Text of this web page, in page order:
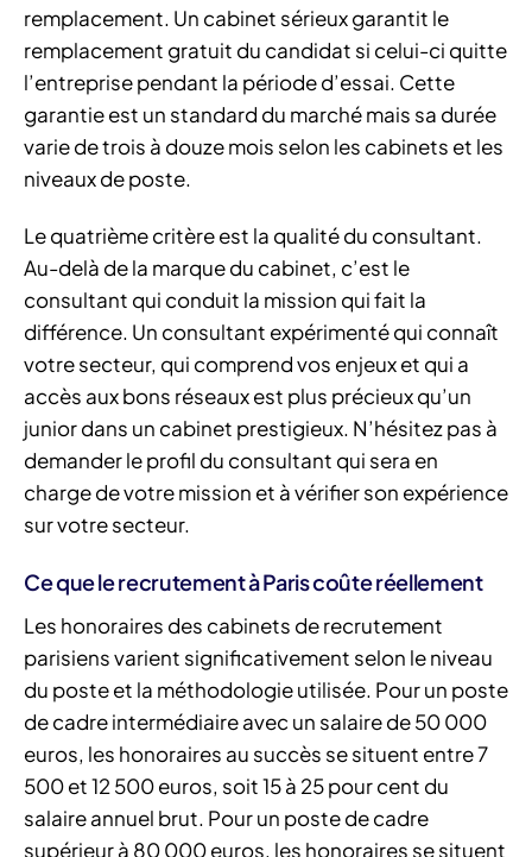
remplacement. Un cabinet sérieux garantit le
remplacement gratuit du candidat si celui-ci quitte
l’entreprise pendant la période d’essai. Cette
garantie est un standard du marché mais sa durée
varie de trois à douze mois selon les cabinets et les
niveaux de poste.
Le quatrième critère est la qualité du consultant.
Au-delà de la marque du cabinet, c’est le
consultant qui conduit la mission qui fait la
différence. Un consultant expérimenté qui connaît
votre secteur, qui comprend vos enjeux et qui a
accès aux bons réseaux est plus précieux qu’un
junior dans un cabinet prestigieux. N’hésitez pas à
demander le profil du consultant qui sera en
charge de votre mission et à vérifier son expérience
sur votre secteur.
Ce que le recrutement à Paris coûte réellement
Les honoraires des cabinets de recrutement
parisiens varient significativement selon le niveau
du poste et la méthodologie utilisée. Pour un poste
de cadre intermédiaire avec un salaire de 50 000
euros, les honoraires au succès se situent entre 7
500 et 12 500 euros, soit 15 à 25 pour cent du
salaire annuel brut. Pour un poste de cadre
supérieur à 80 000 euros, les honoraires se situent